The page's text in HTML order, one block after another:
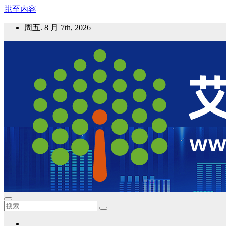
跳至内容
周五. 8 月 7th, 2026
艾邦气凝胶论坛
气凝胶材料及应用，产业链动态；气凝胶在新能源如锂电、储